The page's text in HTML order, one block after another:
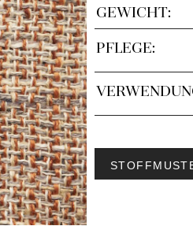
GEWICHT:
PFLEGE: